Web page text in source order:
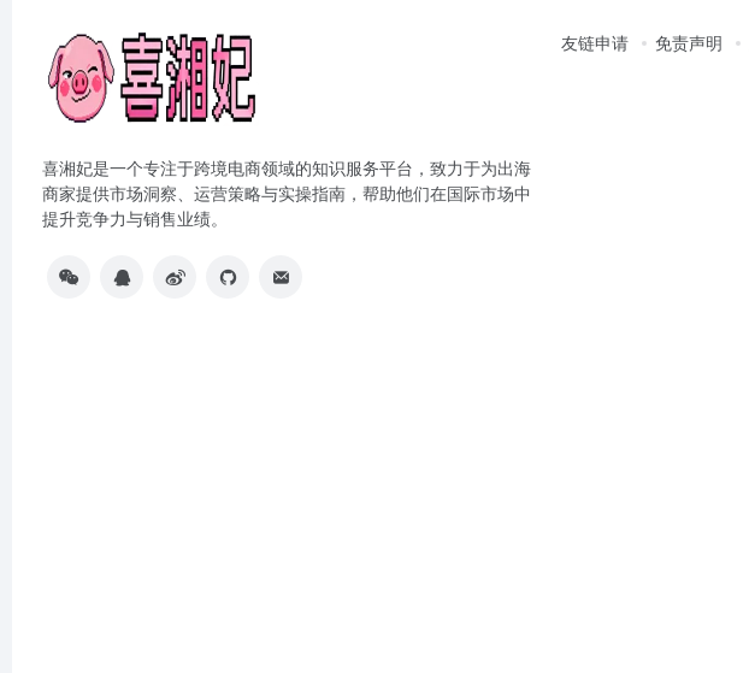
喜湘妃是一个专注于跨境电商领域的知识服务平台，致力于为出海
商家提供市场洞察、运营策略与实操指南，帮助他们在国际市场中
提升竞争力与销售业绩。
友链申请 免责声明